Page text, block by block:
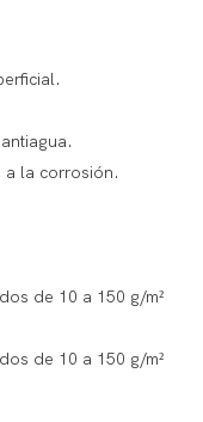
a la corrosión.